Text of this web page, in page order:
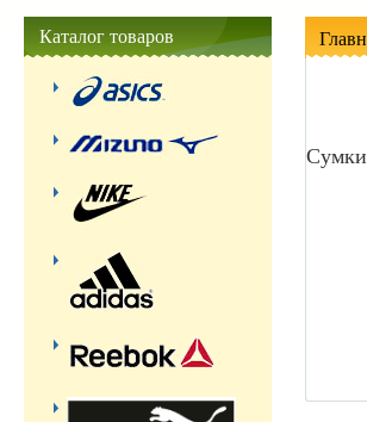
Каталог товаров